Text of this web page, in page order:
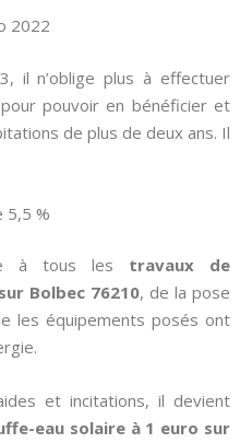
2022
il n’oblige plus à effectuer
pouvoir en bénéficier et
de plus de deux ans. Il
5,5 %
à tous les travaux de
Bolbec 76210, de la pose
les équipements posés ont
et incitations, il devient
eau solaire à 1 euro sur